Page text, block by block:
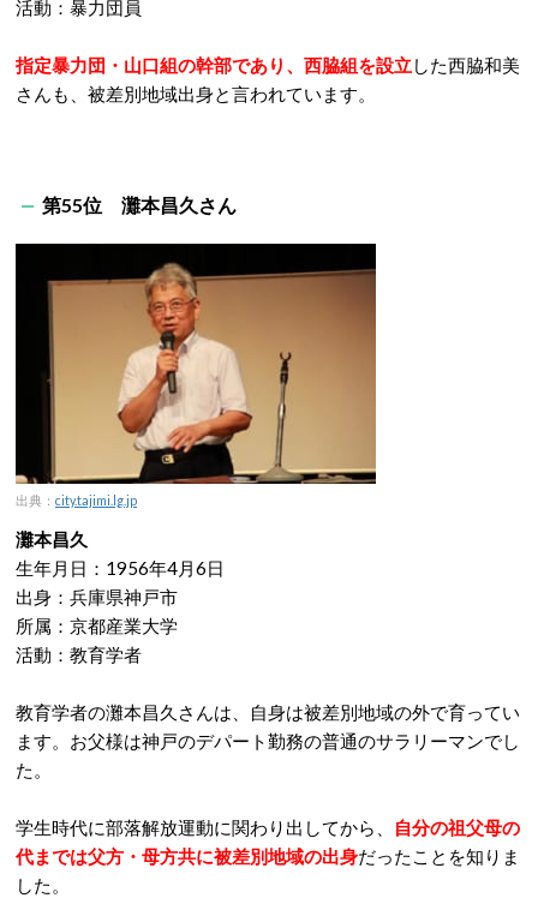
活動：暴力団員
指定暴力団・山口組の幹部であり、西脇組を設立した西脇和美
さんも、被差別地域出身と言われています。
第55位 灘本昌久さん
出典： city.tajimi.lg.jp
灘本昌久
生年月日：1956年4月6日
出身：兵庫県神戸市
所属：京都産業大学
活動：教育学者
教育学者の灘本昌久さんは、自身は被差別地域の外で育ってい
ます。お父様は神戸のデパート勤務の普通のサラリーマンでし
た。
学生時代に部落解放運動に関わり出してから、
自分の祖父母の
代までは父方・母方共に被差別地域の出身だったことを知りま
した。